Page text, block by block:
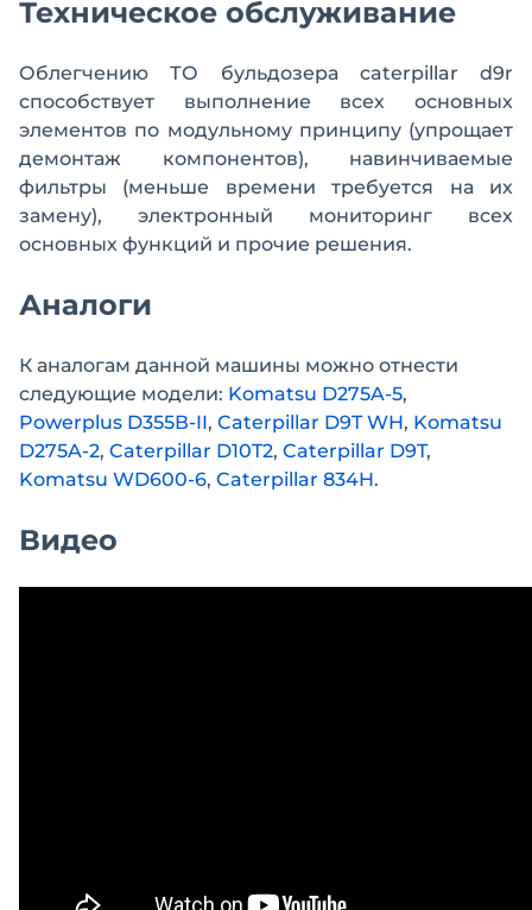
Техническое обслуживание
Облегчению ТО бульдозера caterpillar d9r
способствует выполнение всех основных
элементов по модульному принципу (упрощает
демонтаж компонентов), навинчиваемые
фильтры (меньше времени требуется на их
замену), электронный мониторинг всех
основных функций и прочие решения.
Аналоги
К аналогам данной машины можно отнести
следующие модели: Komatsu D275A-5,
Powerplus D355В-II, Caterpillar D9T WH, Komatsu
D275A-2, Caterpillar D10T2, Caterpillar D9T,
Komatsu WD600-6, Caterpillar 834H.
Видео